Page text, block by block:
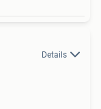
Details